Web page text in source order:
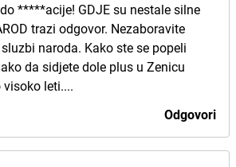
*****acije! GDJE su nestale silne
trazi odgovor. Nezaboravite
naroda. Kako ste se popeli
da sidjete dole plus u Zenicu
leti....
Odgovori